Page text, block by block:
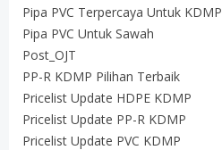
Pipa PVC Terpercaya Untuk KDMP
Pipa PVC Untuk Sawah
Post_OJT
PP-R KDMP Pilihan Terbaik
Pricelist Update HDPE KDMP
Pricelist Update PP-R KDMP
Pricelist Update PVC KDMP